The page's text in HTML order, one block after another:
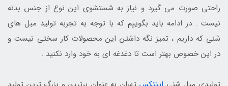
راحتی صورت می گیرد و نیاز به شستشوی این نوع از جنس بدنه
نیست . در ادامه باید بگوییم که با توجه به تجربه تولید مبل های
شنی که داریم ، تمیز نگه داشتن این محصولات کار سختی نیست و
در این خصوص بهتر است تا دغدغه ای به خود وارد نکنید .